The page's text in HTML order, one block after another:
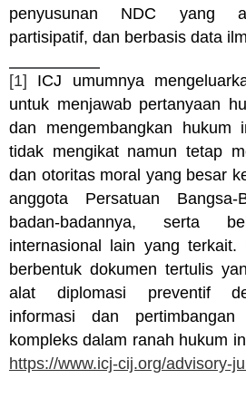
penyusunan NDC yang
partisipatif, dan berbasis data
[1] ICJ umumnya
untuk menjawab pertanyaan
dan mengembangkan hukum
tidak mengikat namun tetap
dan otoritas moral yang besar
anggota Persatuan
badan-badannya, serta
internasional lain yang terkait.
berbentuk dokumen tertulis
alat diplomasi preventif
informasi dan
kompleks dalam ranah hukum
https://www.icj-cij.org/advisory-